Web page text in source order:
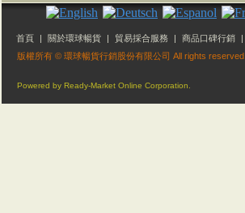
首頁 | 關於環球暢貨 | 貿易採合服務 | 商品口碑行銷 |
版權所有 © 環球暢貨行銷股份有限公司 All rights reserved.
Powered by Ready-Market Online Corporation.